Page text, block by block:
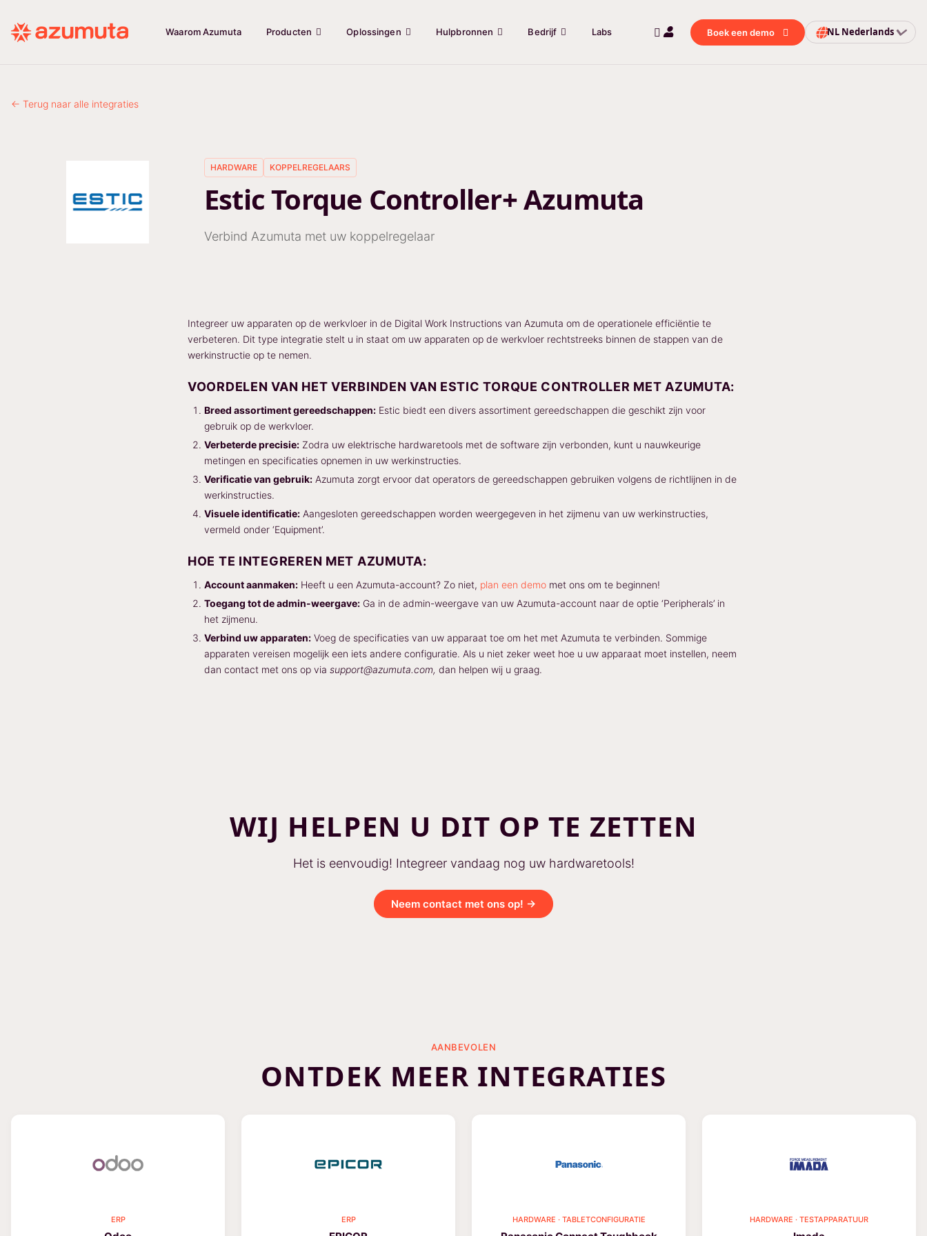
Waarom Azumuta Producten Oplossingen Hulpbronnen Bedrijf Labs Boek een demo NL Nederlands
← Terug naar alle integraties
HARDWARE KOPPELREGELAARS
Estic Torque Controller+ Azumuta
Verbind Azumuta met uw koppelregelaar
Integreer uw apparaten op de werkvloer in de Digital Work Instructions van Azumuta om de operationele efficiëntie te
verbeteren. Dit type integratie stelt u in staat om uw apparaten op de werkvloer rechtstreeks binnen de stappen van de
werkinstructie op te nemen.
VOORDELEN VAN HET VERBINDEN VAN ESTIC TORQUE CONTROLLER MET AZUMUTA:
Breed assortiment gereedschappen: Estic biedt een divers assortiment gereedschappen die geschikt zijn voor
gebruik op de werkvloer.
Verbeterde precisie: Zodra uw elektrische hardwaretools met de software zijn verbonden, kunt u nauwkeurige
metingen en specificaties opnemen in uw werkinstructies.
Verificatie van gebruik: Azumuta zorgt ervoor dat operators de gereedschappen gebruiken volgens de richtlijnen in de
werkinstructies.
Visuele identificatie: Aangesloten gereedschappen worden weergegeven in het zijmenu van uw werkinstructies,
vermeld onder ‘Equipment’.
HOE TE INTEGREREN MET AZUMUTA:
Account aanmaken: Heeft u een Azumuta-account? Zo niet, plan een demo met ons om te beginnen!
Toegang tot de admin-weergave: Ga in de admin-weergave van uw Azumuta-account naar de optie ‘Peripherals’ in
het zijmenu.
Verbind uw apparaten: Voeg de specificaties van uw apparaat toe om het met Azumuta te verbinden. Sommige
apparaten vereisen mogelijk een iets andere configuratie. Als u niet zeker weet hoe u uw apparaat moet instellen, neem
dan contact met ons op via support@azumuta.com, dan helpen wij u graag.
WIJ HELPEN U DIT OP TE ZETTEN
Het is eenvoudig! Integreer vandaag nog uw hardwaretools!
Neem contact met ons op! →
AANBEVOLEN
ONTDEK MEER INTEGRATIES
ERP ERP HARDWARE · TABLETCONFIGURATIE HARDWARE · TESTAPPARATUUR